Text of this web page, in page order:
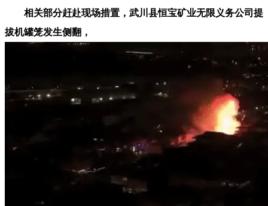
相关部分赶赴现场措置，武川县恒宝矿业无限义务公司提
拔机罐笼发生侧翻，